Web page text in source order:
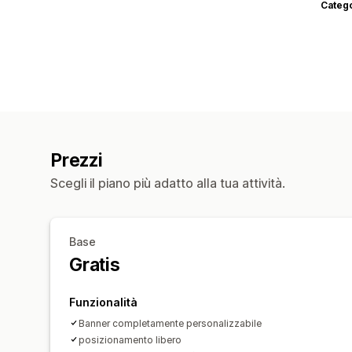
Prezzi
Scegli il piano più adatto alla tua attività.
Base
Gratis
Funzionalità
Banner completamente personalizzabile
posizionamento libero